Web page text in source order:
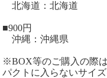
北海道：北海道
■900円
沖縄：沖縄県
※BOX等のご購入の際
パクトに入らないサイ